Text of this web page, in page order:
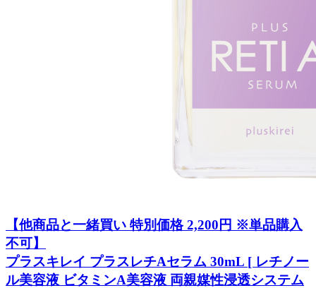
【他商品と一緒買い 特別価格 2,200円 ※単品購入
不可】
プラスキレイ プラスレチAセラム 30mL [ レチノー
ル美容液 ビタミンA美容液 両親媒性浸透システム